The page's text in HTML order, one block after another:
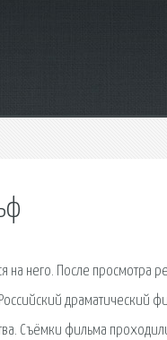
на него. После просмотра
драматический
Съёмки фильма